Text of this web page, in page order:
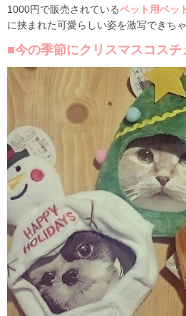
1000円で販売されているペット用ベッ
に挟まれた可愛らしい姿を激写できち
■今の季節にクリスマスコスチ